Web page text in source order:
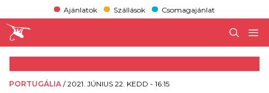
Ajánlatok Szállások Csomagajánlat
PORTUGÁLIA /2021. JÚNIUS 22. KEDD - 16:15